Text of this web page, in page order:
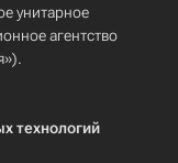
унитарное
агентство
технологий